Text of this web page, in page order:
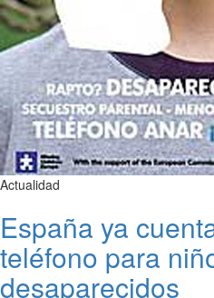
Actualidad
España ya
teléfono para
desaparecidos